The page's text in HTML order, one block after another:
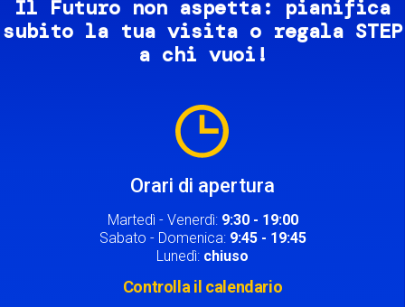
Il Futuro non aspetta: pianifica
subito la tua visita o regala STEP
a chi vuoi!
Orari di apertura
Martedì - Venerdì: 9:30 - 19:00
Sabato - Domenica: 9:45 - 19:45
Lunedì: chiuso
Controlla il calendario